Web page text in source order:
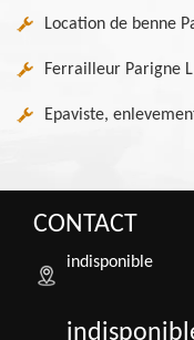
Location de benne
Ferrailleur Parigne
Epaviste,
CONTACT
indisponible